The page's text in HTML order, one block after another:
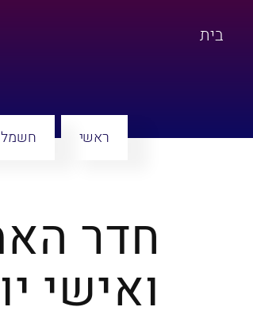
בית
ראשי חשמל
חדר
ואישי